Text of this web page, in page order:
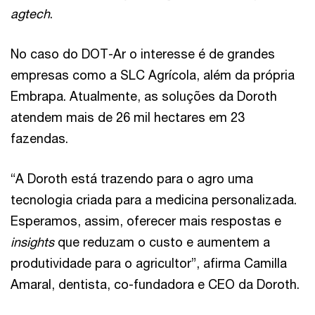
agtech.
No caso do DOT-Ar o interesse é de grandes
empresas como a SLC Agrícola, além da própria
Embrapa. Atualmente, as soluções da Doroth
atendem mais de 26 mil hectares em 23
fazendas.
“A Doroth está trazendo para o agro uma
tecnologia criada para a medicina personalizada.
Esperamos, assim, oferecer mais respostas e
insightsque reduzam o custo e aumentem a
produtividade para o agricultor”, afirma Camilla
Amaral, dentista, co-fundadora e CEO da Doroth.